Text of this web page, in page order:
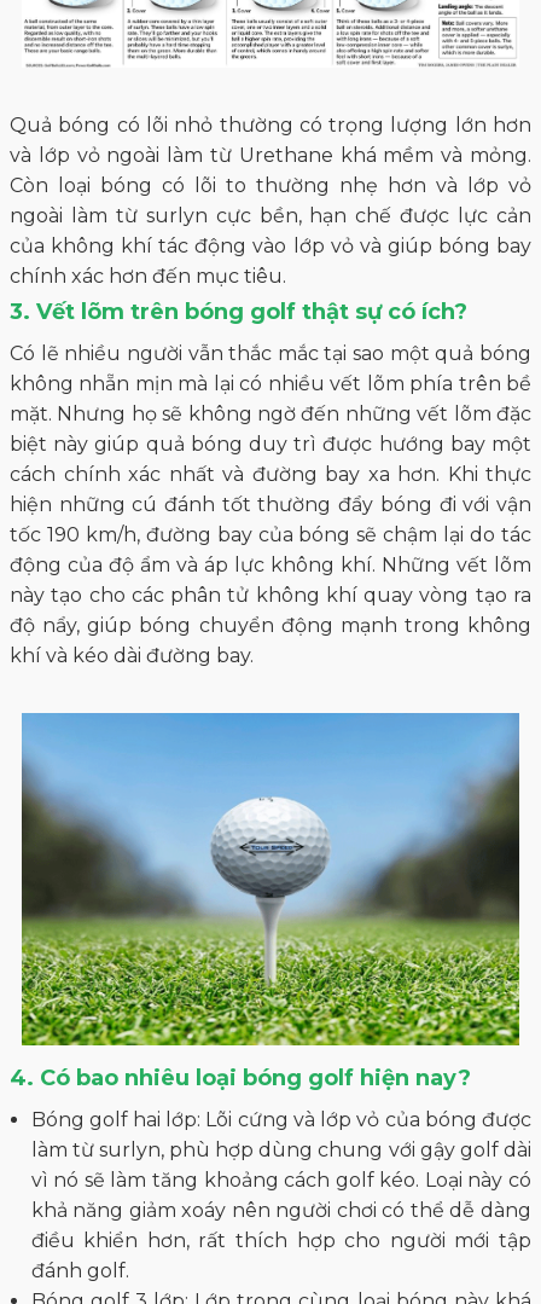
Quả bóng có lõi nhỏ thường có trọng lượng lớn hơn
và lớp vỏ ngoài làm từ Urethane khá mềm và mỏng.
Còn loại bóng có lõi to thường nhẹ hơn và lớp vỏ
ngoài làm từ surlyn cực bền, hạn chế được lực cản
của không khí tác động vào lớp vỏ và giúp bóng bay
chính xác hơn đến mục tiêu.
3. Vết lõm trên bóng golf thật sự có ích?
Có lẽ nhiều người vẫn thắc mắc tại sao một quả bóng
không nhẵn mịn mà lại có nhiều vết lõm phía trên bề
mặt. Nhưng họ sẽ không ngờ đến những vết lõm đặc
biệt này giúp quả bóng duy trì được hướng bay một
cách chính xác nhất và đường bay xa hơn. Khi thực
hiện những cú đánh tốt thường đẩy bóng đi với vận
tốc 190 km/h, đường bay của bóng sẽ chậm lại do tác
động của độ ẩm và áp lực không khí. Những vết lõm
này tạo cho các phân tử không khí quay vòng tạo ra
độ nẩy, giúp bóng chuyển động mạnh trong không
khí và kéo dài đường bay.
4. Có bao nhiêu loại bóng golf hiện nay?
Bóng golf hai lớp: Lõi cứng và lớp vỏ của bóng được
làm từ surlyn, phù hợp dùng chung với gậy golf dài
vì nó sẽ làm tăng khoảng cách golf kéo. Loại này có
khả năng giảm xoáy nên người chơi có thể dễ dàng
điều khiển hơn, rất thích hợp cho người mới tập
đánh golf.